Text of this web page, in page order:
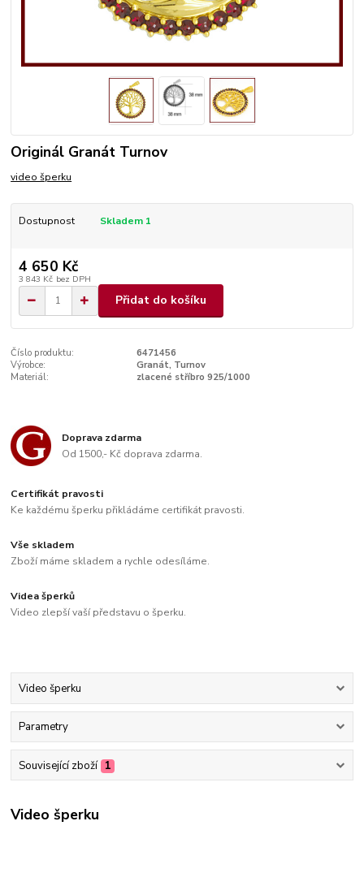
Originál Granát Turnov
video šperku
Dostupnost Skladem 1
4 650 Kč
3 843 Kč bez DPH
Přidat do košíku
Číslo produktu:
6471456
Výrobce:
Granát, Turnov
Materiál:
zlacené stříbro 925/1000
Doprava zdarma
Od 1500,- Kč doprava zdarma.
Certifikát pravosti
Ke každému šperku přikládáme certifikát pravosti.
Vše skladem
Zboží máme skladem a rychle odesíláme.
Videa šperků
Video zlepší vaší představu o šperku.
Video šperku
Parametry
Související zboží 1
Video šperku